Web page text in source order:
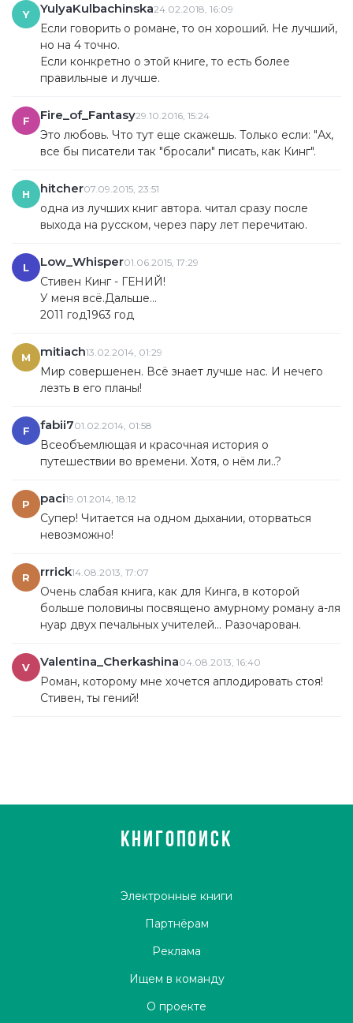
Y YulyaKulbachinska24.02.2018, 16:09
Если говорить о романе, то он хороший. Не лучший,
но на 4 точно.
Если конкретно о этой книге, то есть более
правильные и лучше.
F Fire_of_Fantasy29.10.2016, 15:24
Это любовь. Что тут еще скажешь. Только если: "Ах,
все бы писатели так "бросали" писать, как Кинг".
H hitcher07.09.2015, 23:51
одна из лучших книг автора. читал сразу после
выхода на русском, через пару лет перечитаю.
L Low_Whisper01.06.2015, 17:29
Стивен Кинг - ГЕНИЙ!
У меня всё.Дальше...
2011 год1963 год
M mitiach13.02.2014, 01:29
Мир совершенен. Всё знает лучше нас. И нечего
лезть в его планы!
F fabii701.02.2014, 01:58
Всеобъемлющая и красочная история о
путешествии во времени. Хотя, о нём ли..?
P paci19.01.2014, 18:12
Супер! Читается на одном дыхании, оторваться
невозможно!
R rrrick14.08.2013, 17:07
Очень слабая книга, как для Кинга, в которой
больше половины посвящено амурному роману а-ля
нуар двух печальных учителей... Разочарован.
V Valentina_Cherkashina04.08.2013, 16:40
Роман, которому мне хочется аплодировать стоя!
Стивен, ты гений!
КНИГОПОИСК
Электронные книги
Партнёрам
Реклама
Ищем в команду
О проекте